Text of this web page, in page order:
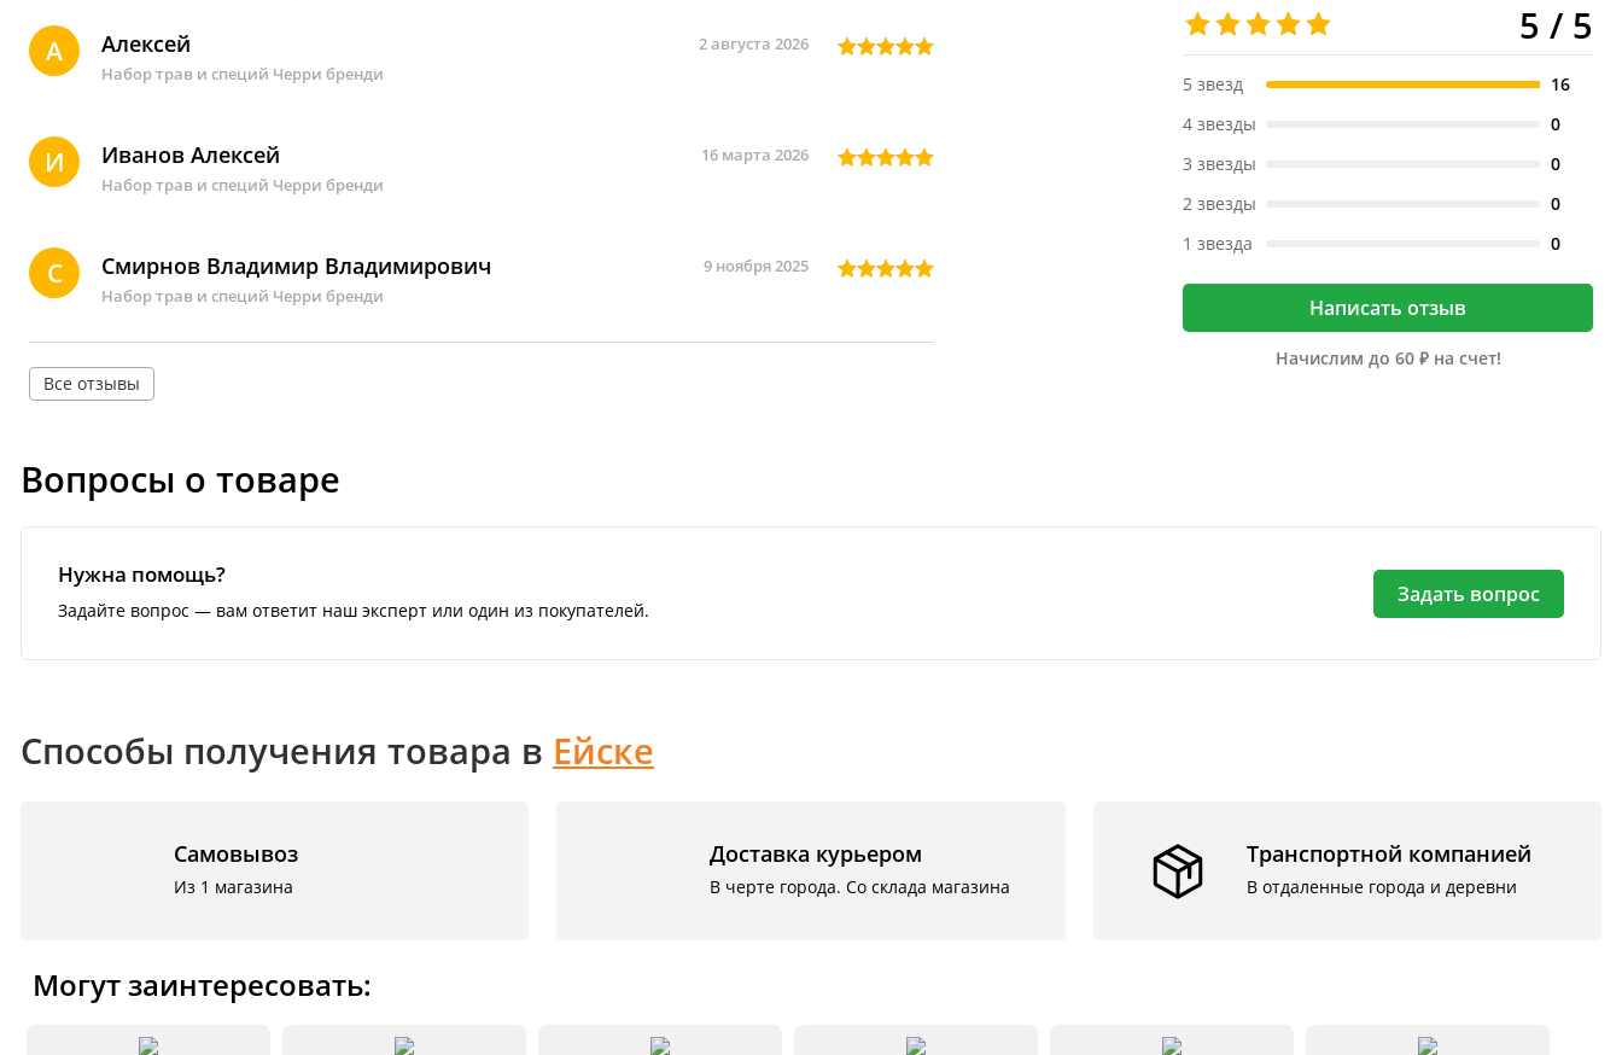
А Алексей
Набор трав и специй Черри бренди
2 августа 2026
И Иванов Алексей
Набор трав и специй Черри бренди
16 марта 2026
С Смирнов Владимир Владимирович
Набор трав и специй Черри бренди
9 ноября 2025
Все отзывы
5 / 5
5 звезд
16
4 звезды
0
3 звезды
0
2 звезды
0
1 звезда
0
Написать отзыв
Начислим до 60 ₽ на счет!
Вопросы о товаре
Нужна помощь?
Задайте вопрос — вам ответит наш эксперт или один из покупателей.
Задать вопрос
Способы получения товара в Ейскe
Самовывоз
Из 1 магазина
Доставка курьером
В черте города. Со склада магазина
Транспортной компанией
В отдаленные города и деревни
Могут заинтересовать: